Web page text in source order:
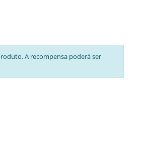
A recompensa poderá ser